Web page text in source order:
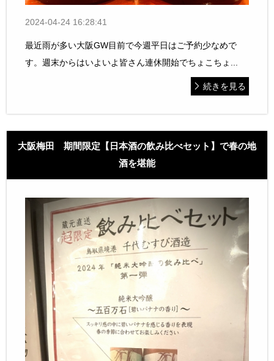
2024-04-24 16:28:41
最近雨が多い大阪GW目前で今週平日はご予約少なめで
す。週末からはいよいよ皆さん連休開始でちょこちょ...
続きを見る
大阪梅田 期間限定【日本酒の飲み比べセット】で春の地
酒を堪能